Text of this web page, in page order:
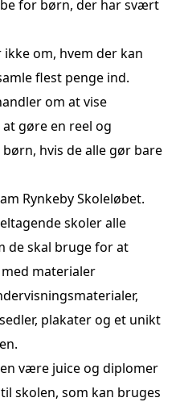
for børn, der har svært
om, hvem der kan
flest penge ind.
om at vise
gøre en reel og
hvis de alle gør bare
Rynkeby Skoleløbet.
skoler alle
de skal bruge for at
materialer
plakater og et unikt
være juice og diplomer
skolen, som kan bruges